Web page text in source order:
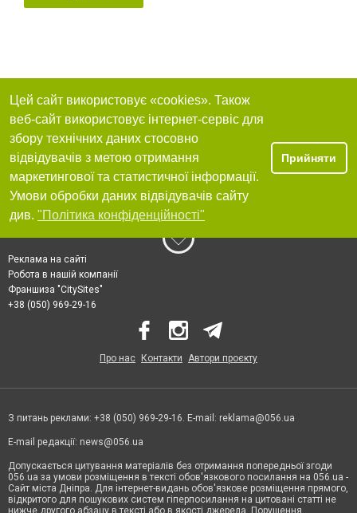
Цей сайт використовує «cookies». Також
веб-сайт використовує інтернет-сервіс для
збору технічних даних стосовно
відвідувачів з метою отримання
маркетингової та статистичної інформації.
Умови обробки даних відвідувачів сайту
див. "Політика конфіденційності"
Прийняти
Реклама на сайті
Робота в нашій компанії
Франшиза "CitySites"
+38 (050) 969-29-16
Про нас Контакти Автори проєкту
З питань реклами: +38 (050) 969-29-16. E-mail: reklama@056.ua
E-mail редакції: news@056.ua
Допускається цитування матеріалів без отримання попередньої згоди
056.ua за умови розміщення в тексті обов'язкового посилання на 056.ua -
Сайт міста Дніпра. Для інтернет-видань обов'язкове розміщення прямого,
відкритого для пошукових систем гіперпосилання на цитовані статті не
нижче другого абзацу в тексті або в якості джерела. Порушення